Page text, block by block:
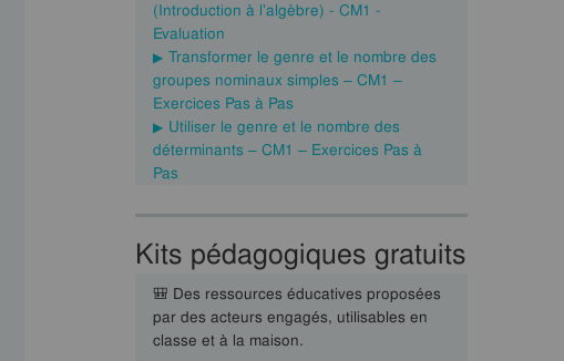
(Introduction à l’algèbre) - CM1 -
Evaluation
Transformer le genre et le nombre des
groupes nominaux simples – CM1 –
Exercices Pas à Pas
Utiliser le genre et le nombre des
déterminants – CM1 – Exercices Pas à
Pas
Kits pédagogiques gratuits
🎒 Des ressources éducatives proposées
par des acteurs engagés, utilisables en
classe et à la maison.